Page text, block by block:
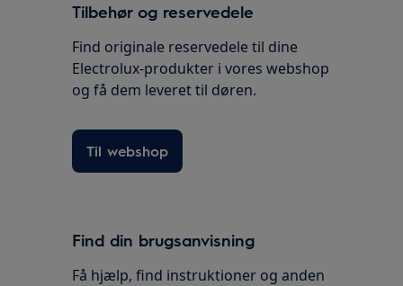
Tilbehør og reservedele
Find originale reservedele til dine
Electrolux-produkter i vores webshop
og få dem leveret til døren.
Til webshop
Find din brugsanvisning
Få hjælp, find instruktioner og anden